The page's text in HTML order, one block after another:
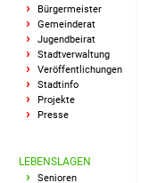
Bürgermeister
Gemeinderat
Jugendbeirat
Stadtverwaltung
Veröffentlichungen
Stadtinfo
Projekte
Presse
LEBENSLAGEN
Senioren